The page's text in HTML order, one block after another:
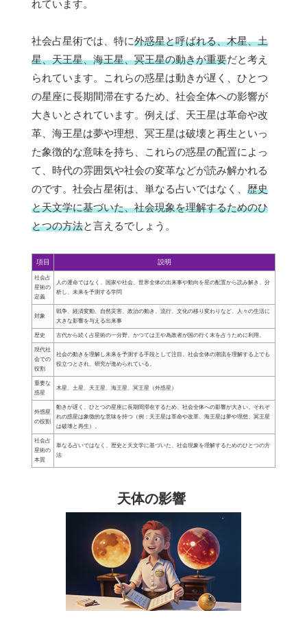
れています。
社会占星術では、特に外惑星と呼ばれる、木星、土
星、天王星、海王星、冥王星の動きが重要だと考え
られています。これらの惑星は動きが遅く、ひとつ
の星座に長期間滞在するため、社会全体への影響が
大きいとされています。例えば、天王星は革命や改
革、海王星は夢や理想、冥王星は破壊と再生といっ
た象徴的な意味を持ち、これらの惑星の配置によっ
て、時代の雰囲気や社会の変革などが読み解かれる
のです。社会占星術は、単なる占いではなく、 歴史
と天文学に基づいた、社会現象を理解するためのひ
とつの方法と言えるでしょう。
項目 説明
社会占
星術の
定義
人の運命ではなく、国家や社会、世界全体の出来事や動向を星の配置から読み解き、分
析し、未来を予測する学問
対象
戦争、経済変動、自然災害、政治の動き、流行、文化の移り変わりなど、人々の生活に
大きな影響を与える出来事
歴史 古代から続く占星術の一分野。かつては王や為政者が国の行く末を占うために利用。
現代社
会での
役割
社会の動きを理解し未来を予測する手段として注目。社会全体の潮流を理解する上でも
役立つとされ、研究が進められている。
重要な
惑星
木星、土星、天王星、海王星、冥王星（外惑星）
外惑星
の役割
動きが遅く、ひとつの星座に長期間滞在するため、社会全体への影響が大きい。それぞ
れの惑星は象徴的な意味を持つ（例：天王星は革命や改革、海王星は夢や理想、冥王星
は破壊と再生）。
社会占
星術の
本質
単なる占いではなく、歴史と天文学に基づいた、社会現象を理解するためのひとつの方
法
天体の影響